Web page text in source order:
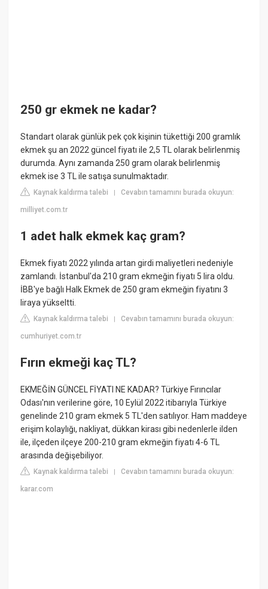
250 gr ekmek ne kadar?
Standart olarak günlük pek çok kişinin tükettiği 200 gramlık
ekmek şu an 2022 güncel fiyatı ile 2,5 TL olarak belirlenmiş
durumda. Aynı zamanda 250 gram olarak belirlenmiş
ekmek ise 3 TL ile satışa sunulmaktadır.
Kaynak kaldırma talebi |Cevabın tamamını burada okuyun:
milliyet.com.tr
1 adet halk ekmek kaç gram?
Ekmek fiyatı 2022 yılında artan girdi maliyetleri nedeniyle
zamlandı. İstanbul'da 210 gram ekmeğin fiyatı 5 lira oldu.
İBB'ye bağlı Halk Ekmek de 250 gram ekmeğin fiyatını 3
liraya yükseltti.
Kaynak kaldırma talebi |Cevabın tamamını burada okuyun:
cumhuriyet.com.tr
Fırın ekmeği kaç TL?
EKMEĞİN GÜNCEL FİYATI NE KADAR? Türkiye Fırıncılar
Odası'nın verilerine göre, 10 Eylül 2022 itibarıyla Türkiye
genelinde 210 gram ekmek 5 TL'den satılıyor. Ham maddeye
erişim kolaylığı, nakliyat, dükkan kirası gibi nedenlerle ilden
ile, ilçeden ilçeye 200-210 gram ekmeğin fiyatı 4-6 TL
arasında değişebiliyor.
Kaynak kaldırma talebi |Cevabın tamamını burada okuyun:
karar.com